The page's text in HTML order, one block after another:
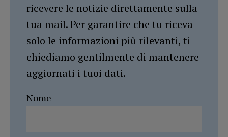
ricevere le notizie direttamente sulla
tua mail. Per garantire che tu riceva
solo le informazioni più rilevanti, ti
chiediamo gentilmente di mantenere
aggiornati i tuoi dati.
Nome